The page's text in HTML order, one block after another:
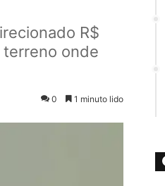
R$
terreno onde
0 1 minuto lido